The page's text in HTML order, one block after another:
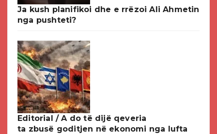
Ja kush planifikoi dhe e rrëzoi Ali Ahmetin
nga pushteti?
Editorial / A do të dijë qeveria
ta zbusë goditjen në ekonomi nga lufta